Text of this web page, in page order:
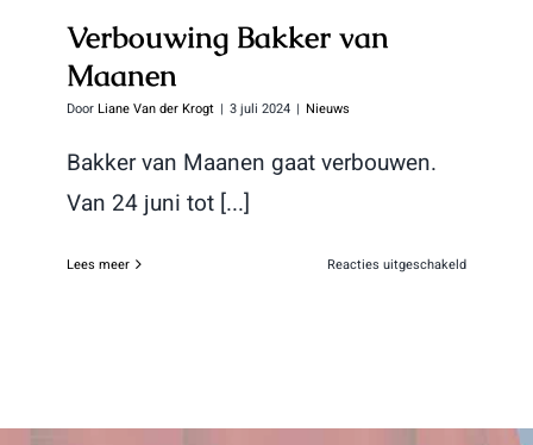
Verbouwing Bakker van
Maanen
DoorLiane Van der Krogt | 3 juli 2024 | Nieuws
Bakker van Maanen gaat verbouwen.
Van 24 juni tot [...]
Lees meer Reacties uitgeschakeldvoor